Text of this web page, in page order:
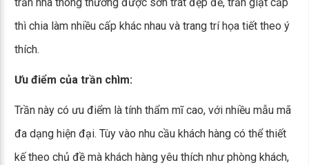
trần nhà thông thường được sơn trát đẹp đẽ, trần giật cấp
thì chia làm nhiều cấp khác nhau và trang trí họa tiết theo ý
thích.
Ưu điểm của trần chìm:
Trần này có ưu điểm là tính thẩm mĩ cao, với nhiều mẫu mã
đa dạng hiện đại. Tùy vào nhu cầu khách hàng có thể thiết
kế theo chủ đề mà khách hàng yêu thích như phòng khách,